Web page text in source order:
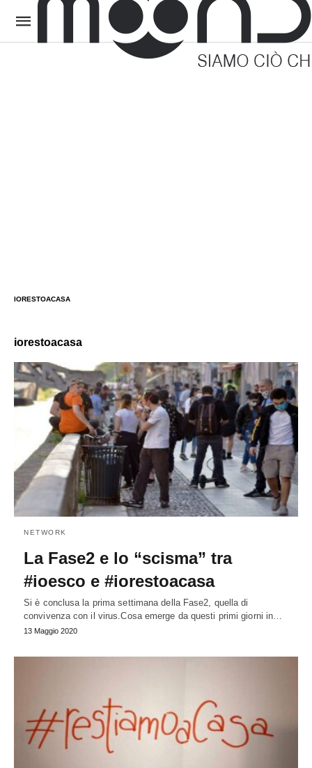
IORESTOACASA
iorestoacasa
NETWORK
La Fase2 e lo “scisma” tra
#ioesco e #iorestoacasa
Si è conclusa la prima settimana della Fase2, quella di
convivenza con il virus.Cosa emerge da questi primi giorni in…
13 Maggio 2020